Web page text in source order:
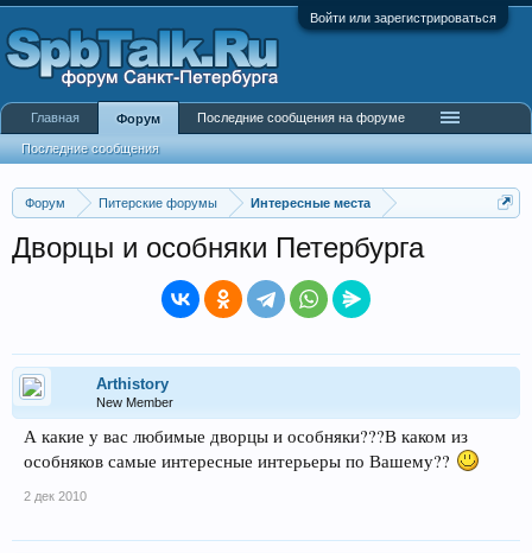
Войти или зарегистрироваться
Форум Питерские форумы Интересные места
Дворцы и особняки Петербурга
Arthistory
New Member
А какие у вас любимые дворцы и особняки???В каком из
особняков самые интересные интерьеры по Вашему??
2 дек 2010
Главная Форум
Последние сообщения
Последние сообщения на форуме